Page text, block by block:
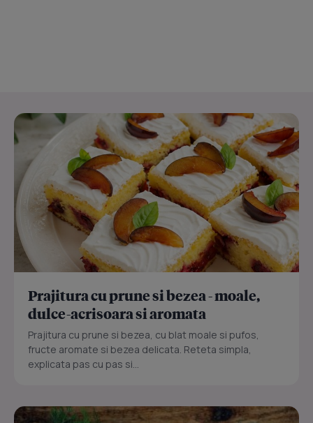
Prajitura cu prune si bezea - moale,
dulce-acrisoara si aromata
Prajitura cu prune si bezea, cu blat moale si pufos,
fructe aromate si bezea delicata. Reteta simpla,
explicata pas cu pas si...